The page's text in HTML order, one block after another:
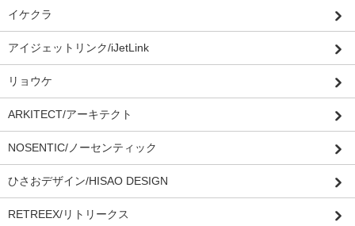
イケクラ
アイジェットリンク/iJetLink
リョウケ
ARKITECT/アーキテクト
NOSENTIC/ノーセンティック
ひさおデザイン/HISAO DESIGN
RETREEX/リトリークス